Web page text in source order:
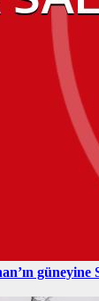
güneyine